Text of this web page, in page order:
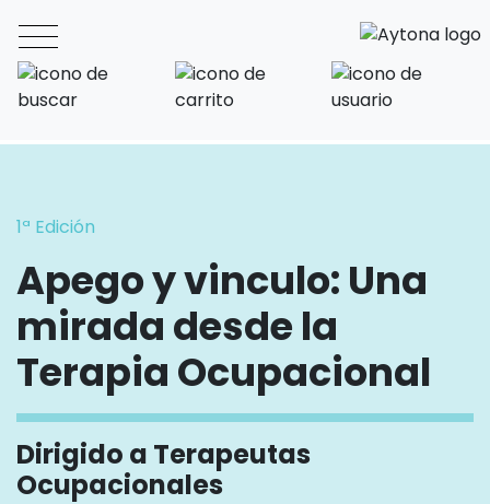
Main Navigation
1ª Edición
Apego y vinculo: Una
mirada desde la
Terapia Ocupacional
Dirigido a Terapeutas
Ocupacionales